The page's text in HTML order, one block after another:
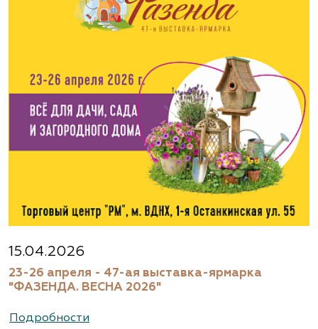
15.04.2026
23-26 апреля - 47-ая выставка-ярмарка
"ФАЗЕНДА. ВЕСНА 2026"
Подробности